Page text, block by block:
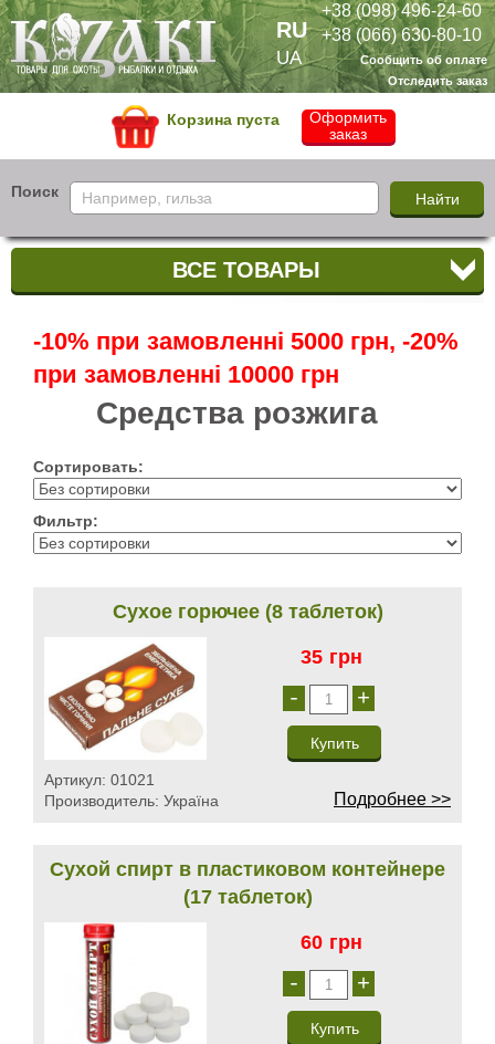
+38 (098) 496-24-60
+38 (066) 630-80-10
Сообщить об оплате
Отследить заказ
RU
UA
Корзина пуста
Оформить
заказ
Поиск
ВСЕ ТОВАРЫ
-10% при замовленні 5000 грн, -20%
при замовленні 10000 грн
Средства розжига
Сортировать:
Фильтр:
Сухое горючее (8 таблеток)
35 грн
- +
Артикул: 01021
Производитель: Україна Подробнее >>
Сухой спирт в пластиковом контейнере
(17 таблеток)
60 грн
- +